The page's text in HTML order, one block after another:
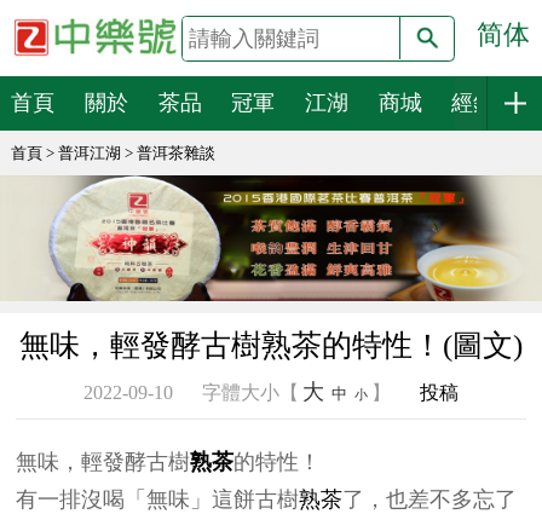
简体
首頁 關於 茶品 冠軍 江湖 商城 經銷
首頁> 普洱江湖 > 普洱茶雜談
無味，輕發酵古樹熟茶的特性！(圖文)
2022-09-10 字體大小【 大 中 小 】 投稿
無味，輕發酵古樹熟茶的特性！
有一排沒喝「無味」這餅古樹熟茶了，也差不多忘了